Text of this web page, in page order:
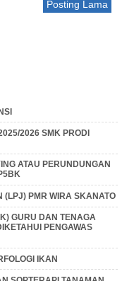
Posting Lama
2026 SMK PRODI
ATAU PERUNDUNGAN
(LPJ) PMR WIRA SKANATO
GURU DAN TENAGA
PENGAWAS
IKAN